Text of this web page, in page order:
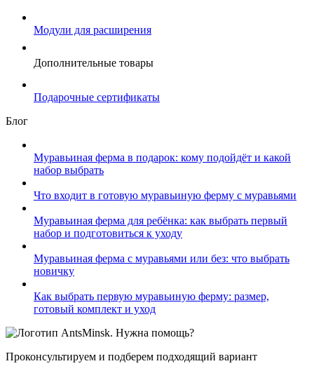
Модули для расширения
Дополнительные товары
Подарочные сертификаты
Блог
Муравьиная ферма в подарок: кому подойдёт и какой
набор выбрать
Что входит в готовую муравьиную ферму с муравьями
Муравьиная ферма для ребёнка: как выбрать первый
набор и подготовиться к уходу
Муравьиная ферма с муравьями или без: что выбрать
новичку
Как выбрать первую муравьиную ферму: размер,
готовый комплект и уход
Нужна помощь?
Проконсультируем и подберем подходящий вариант